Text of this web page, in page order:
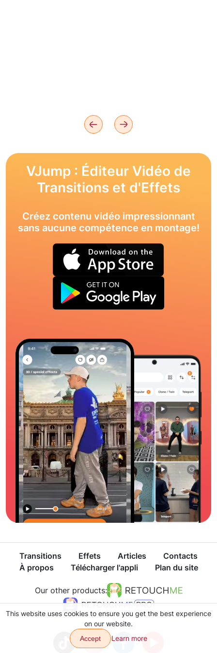
VJump : Éditeur Vidéo de
Transitions et d'Effets
Créez contenu vidéo impressionnant
sans aucune compétence en montage!
Transitions Effets Articles
Contacts
À propos
Télécharger l'appli Plan du site
Our other products:
This website uses cookies to ensure you get the best experience
on our website.
Accept Learn more